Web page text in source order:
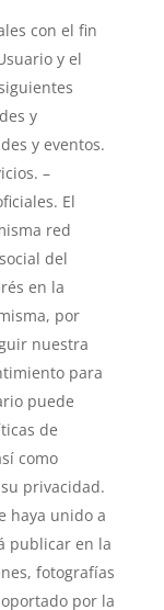
con el fin
y el
y
y eventos.
–
El
red
del
en la
por
nuestra
para
puede
de
como
privacidad.
haya unido a
publicar en la
fotografías
por la